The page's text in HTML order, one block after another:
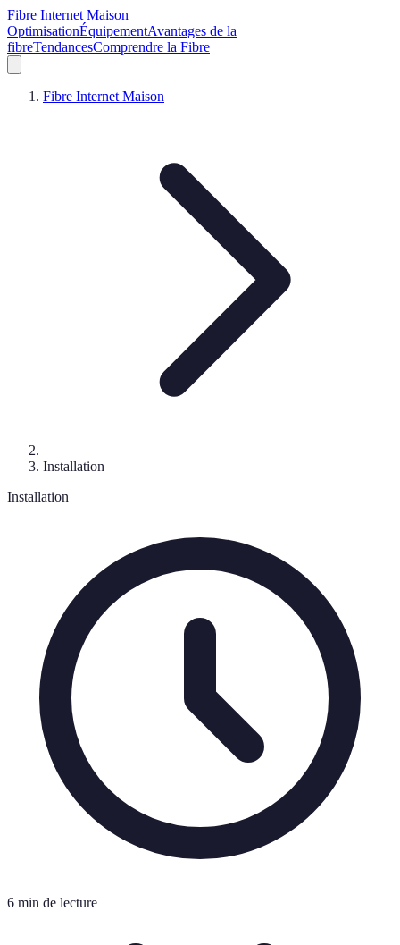
Fibre Internet Maison
OptimisationÉquipementAvantages de la
fibreTendancesComprendre la Fibre
Fibre Internet Maison
Installation
Installation
6 min de lecture